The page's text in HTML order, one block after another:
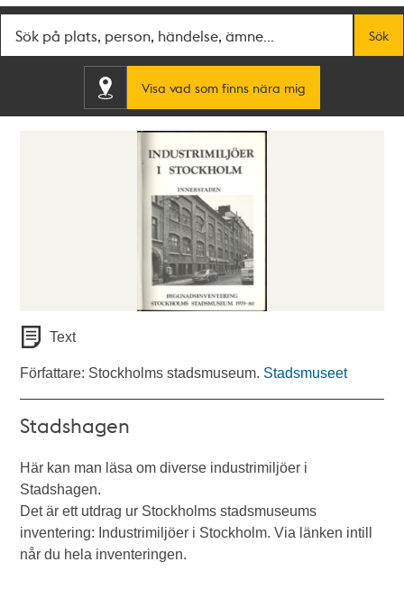
Sök
Visa vad som finns nära mig
Text
Författare: Stockholms stadsmuseum. Stadsmuseet
Stadshagen
Här kan man läsa om diverse industrimiljöer i
Stadshagen.
Det är ett utdrag ur Stockholms stadsmuseums
inventering: Industrimiljöer i Stockholm. Via länken intill
når du hela inventeringen.